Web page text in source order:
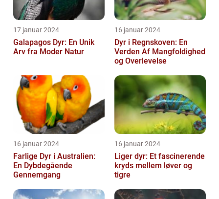
17 januar 2024
Galapagos Dyr: En Unik
Arv fra Moder Natur
16 januar 2024
Dyr i Regnskoven: En
Verden Af Mangfoldighed
og Overlevelse
16 januar 2024
Farlige Dyr i Australien:
En Dybdegående
Gennemgang
16 januar 2024
Liger dyr: Et fascinerende
kryds mellem løver og
tigre